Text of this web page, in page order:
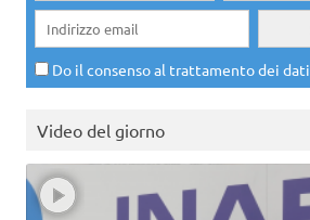
Do il consenso al trattamento dei dati
Video del giorno